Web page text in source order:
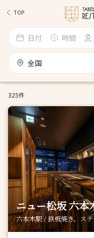
TOP
日付 時間
全国
325件
ニュー松坂 六本
六本木駅 / 鉄板焼き、ス